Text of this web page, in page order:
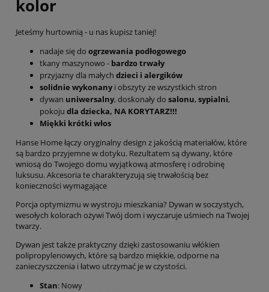
kolor
Jeteśmy hurtownią - u nas kupisz taniej!
nadaje się do ogrzewania podłogowego
tkany maszynowo - bardzo trwały
przyjazny dla małych dzieci i alergików
solidnie wykonanyi obszyty ze wszystkich stron
dywan uniwersalny, doskonały do salonu, sypialni,
pokoju dla dziecka, NA KORYTARZ!!!
Miękki krótki włos
Hanse Home łączy oryginalny design z jakością materiałów, które
są bardzo przyjemne w dotyku. Rezultatem są dywany, które
wniosą do Twojego domu wyjątkową atmosferę i odrobinę
luksusu. Akcesoria te charakteryzują się trwałością bez
konieczności wymagające
Porcja optymizmu w wystroju mieszkania? Dywan w soczystych,
wesołych kolorach ożywi Twój dom i wyczaruje uśmiech na Twojej
twarzy.
Dywan jest także praktyczny dzięki zastosowaniu włókien
polipropylenowych, które są bardzo miękkie, odporne na
zanieczyszczenia i łatwo utrzymać je w czystości.
Stan: Nowy